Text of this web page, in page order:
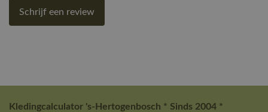
Schrijf een review
Kledingcalculator 's-Hertogenbosch * Sinds 2004 *